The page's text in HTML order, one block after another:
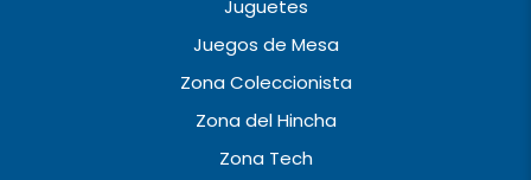
Juguetes
Juegos de Mesa
Zona Coleccionista
Zona del Hincha
Zona Tech